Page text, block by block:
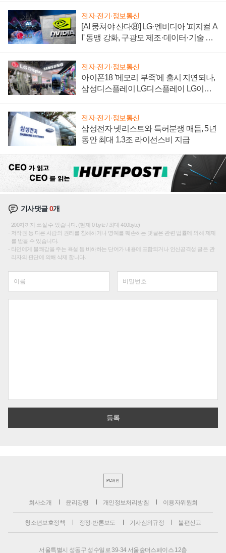
전자·전기·정보통신
[AI 뭉쳐야 산다⑧] LG·엔비디아 '피지컬 A
I' 동맹 강화, 구광모 제조·데이터·기술 결
전자·전기·정보통신
아이폰18 '메모리 부족'에 출시 지연되나,
삼성디스플레이 LG디스플레이 LG이노
전자·전기·정보통신
삼성전자 넷리스트와 특허분쟁 매듭, 5년
동안 최대 1.3조 라이선스비 지급
기사댓글0개
200자까지 쓰실 수 있습니다. (현재 0 byte / 최대 400byte)
저작권 등 다른 사람의 권리를 침해하거나 명예를 훼손하는 댓글은 관련 법률에 의해 제재
를 받을 수 있습니다.
타인에게 불쾌감을 주는 욕설 등 비하하는 단어가 내용에 포함되거나 인신공격성 글은 관
리자의 판단에 의해 삭제 합니다.
PC버전
회사소개 윤리강령 개인정보처리방침 이용자위원회
청소년보호정책 정정·반론보도 기사심의규정 불편신고
서울특별시 성동구 성수일로 39-34 서울숲더스페이스 12층